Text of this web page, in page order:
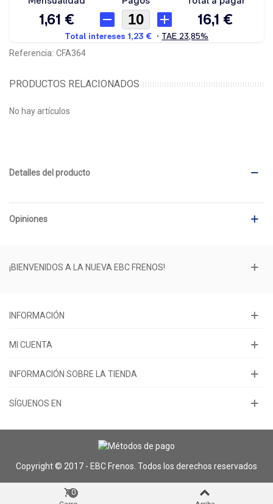
Referencia: CFA364
PRODUCTOS RELACIONADOS
No hay artículos
Detalles del producto
Opiniones
¡BIENVENIDOS A LA NUEVA EBC FRENOS!
INFORMACIÓN
MI CUENTA
INFORMACIÓN SOBRE LA TIENDA
SÍGUENOS EN
Copyright © 2017 - EBC Frenos. Todos los derechos reservados
0